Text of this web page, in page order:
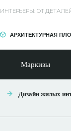
ИНТЕРЬЕРЫ: ОТ
АРХИТЕКТУРНАЯ
Маркизы
Дизайн жилых